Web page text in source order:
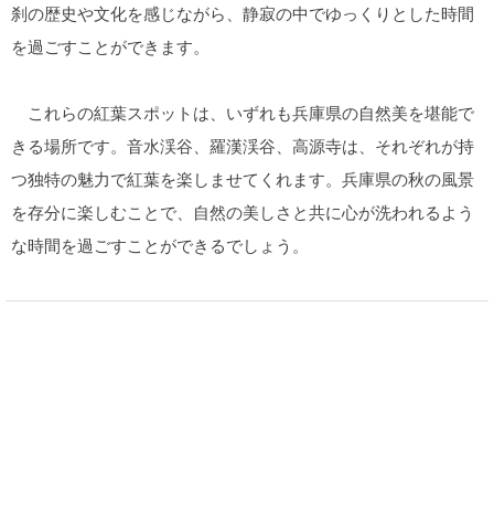
刹の歴史や文化を感じながら、静寂の中でゆっくりとした時間
を過ごすことができます。
これらの紅葉スポットは、いずれも兵庫県の自然美を堪能で
きる場所です。音水渓谷、羅漢渓谷、高源寺は、それぞれが持
つ独特の魅力で紅葉を楽しませてくれます。兵庫県の秋の風景
を存分に楽しむことで、自然の美しさと共に心が洗われるよう
な時間を過ごすことができるでしょう。